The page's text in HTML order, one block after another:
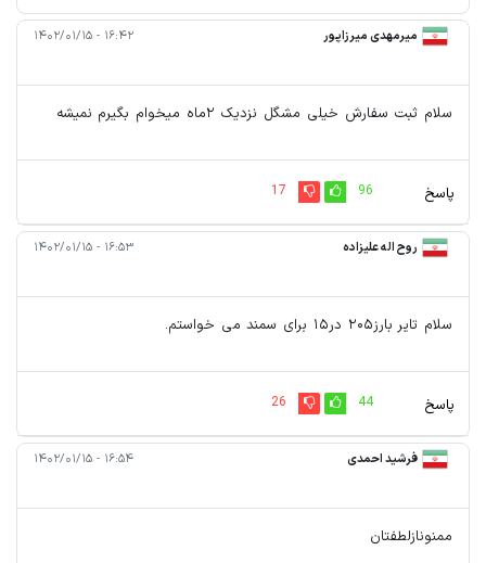
میرمهدی میرزاپور ۱۶:۴۲ - ۱۴۰۲/۰۱/۱۵
سلام ثبت سفارش خیلی مشگل نزدیک ۲ماه میخوام بگیرم نمیشه
پاسخ 96
17
روح اله علیزاده ۱۶:۵۳ - ۱۴۰۲/۰۱/۱۵
سلام تایر بارز۲۰۵ در۱۵ برای سمند می خواستم.
پاسخ 44
26
فرشید احمدی ۱۶:۵۴ - ۱۴۰۲/۰۱/۱۵
ممنونازلطفتان